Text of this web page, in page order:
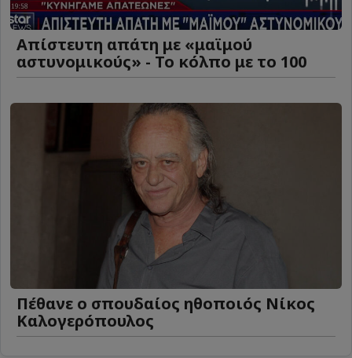
Απίστευτη απάτη με «μαϊμού
αστυνομικούς» - Το κόλπο με το 100
Πέθανε ο σπουδαίος ηθοποιός Νίκος
Καλογερόπουλος